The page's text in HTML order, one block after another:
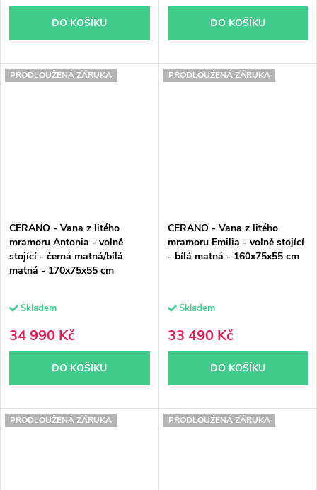
DO KOŠÍKU DO KOŠÍKU
PRODLOUŽENÁ ZÁRUKA
CERANO - Vana z litého
mramoru Antonia - volně
stojící - černá matná/bílá
matná - 170x75x55 cm
Skladem
34 990 Kč
DO KOŠÍKU
PRODLOUŽENÁ ZÁRUKA
CERANO - Vana z litého
mramoru Emilia - volně stojící
- bílá matná - 160x75x55 cm
Skladem
33 490 Kč
DO KOŠÍKU
PRODLOUŽENÁ ZÁRUKA PRODLOUŽENÁ ZÁRUKA